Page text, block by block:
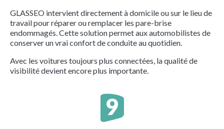
GLASSEO intervient directement à domicile ou sur le lieu de
travail pour réparer ou remplacer les pare-brise
endommagés. Cette solution permet aux automobilistes de
conserver un vrai confort de conduite au quotidien.
Avec les voitures toujours plus connectées, la qualité de
visibilité devient encore plus importante.